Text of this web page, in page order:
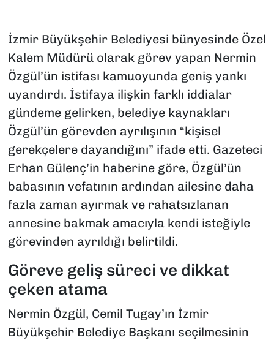
İzmir Büyükşehir Belediyesi bünyesinde Özel
Kalem Müdürü olarak görev yapan Nermin
Özgül’ün istifası kamuoyunda geniş yankı
uyandırdı. İstifaya ilişkin farklı iddialar
gündeme gelirken, belediye kaynakları
Özgül’ün görevden ayrılışının “kişisel
gerekçelere dayandığını” ifade etti. Gazeteci
Erhan Gülenç’in haberine göre, Özgül’ün
babasının vefatının ardından ailesine daha
fazla zaman ayırmak ve rahatsızlanan
annesine bakmak amacıyla kendi isteğiyle
görevinden ayrıldığı belirtildi.
Göreve geliş süreci ve dikkat
çeken atama
Nermin Özgül, Cemil Tugay’ın İzmir
Büyükşehir Belediye Başkanı seçilmesinin